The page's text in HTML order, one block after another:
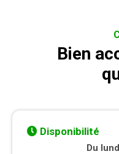
Bien
Disponibilité
Du